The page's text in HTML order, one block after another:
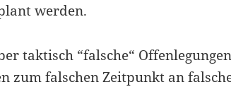
werden.
taktisch “falsche“
zum falschen Zeitpunkt an